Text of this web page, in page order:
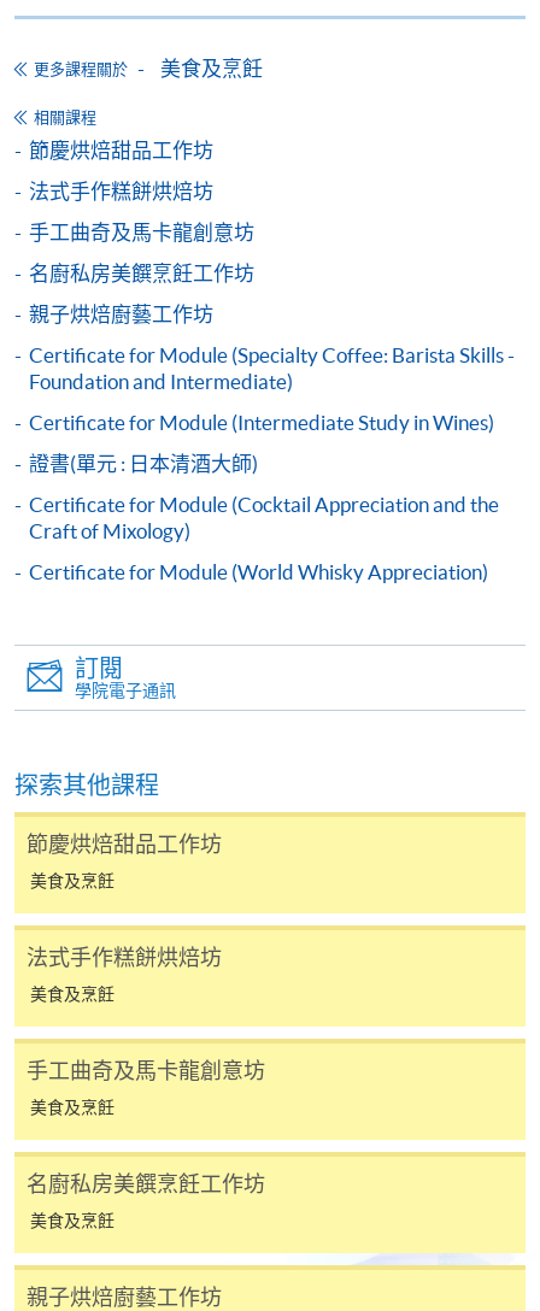
報讀新課程
填寫網上報名表格
申請人可按該課程網頁的右上角的
某些課程須甄選入學，並要求申請人上載課程網頁
中指定所須文件(如學歷證明)。系統只支援doc,
申請人可使用以下方式繳交報名費或課程費用:
繳費靈網上服務
碼，請瀏覽繳費靈網址http://www.ppshk.com 。
*信用咭網上繳費服務- 申請人可以 VISA 或
Mastercard（包括「香港大學專業進修學院
Mastercard卡」）繳付學費。
月免息分期付款優惠，必須親臨本學院設有報名服務的教
如欲了解如何於網上報讀新課程及繳費，請瀏覽網上
申請/報讀指南 :
-個別學歷頒授課程
報讀同一學歷頒授課程內其他單元
交下期學費的學員，提供網上服務，如學員就讀的課
程設有此服務，課程負責人會通知學員有關程序。
網上支付可通過「繳費靈」(PPS) (不適用於手機)、
更多課程關於 美食及烹飪
相關課程
節慶烘焙甜品工作坊
法式手作糕餅烘焙坊
手工曲奇及馬卡龍創意坊
名廚私房美饌烹飪工作坊
親子烘焙廚藝工作坊
Certificate for Module (Specialty Coffee: Barista Skills -
Foundation and Intermediate)
Certificate for Module (Intermediate Study in Wines)
證書(單元 : 日本清酒大師)
Certificate for Module (Cocktail Appreciation and the
Craft of Mixology)
Certificate for Module (World Whisky Appreciation)
訂閱
學院電子通訊
探索其他課程
節慶烘焙甜品工作坊
美食及烹飪
法式手作糕餅烘焙坊
美食及烹飪
手工曲奇及馬卡龍創意坊
美食及烹飪
名廚私房美饌烹飪工作坊
美食及烹飪
親子烘焙廚藝工作坊